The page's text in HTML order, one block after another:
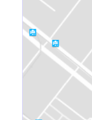
Ссылка для